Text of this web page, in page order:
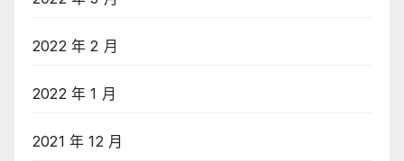
2022 年 2 月
2022 年 1 月
2021 年 12 月